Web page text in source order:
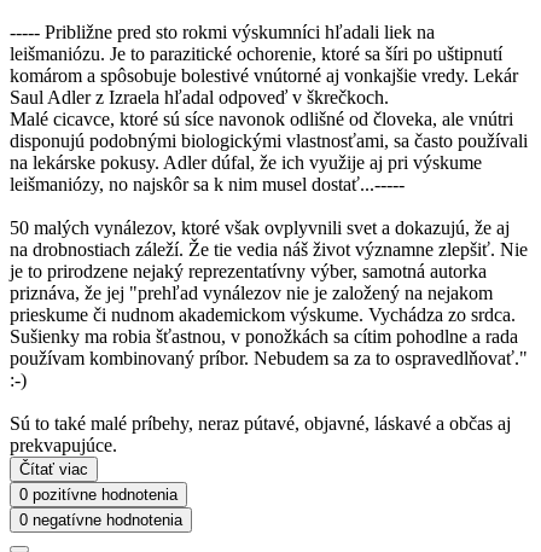
----- Približne pred sto rokmi výskumníci hľadali liek na
leišmaniózu. Je to parazitické ochorenie, ktoré sa šíri po uštipnutí
komárom a spôsobuje bolestivé vnútorné aj vonkajšie vredy. Lekár
Saul Adler z Izraela hľadal odpoveď v škrečkoch.
Malé cicavce, ktoré sú síce navonok odlišné od človeka, ale vnútri
disponujú podobnými biologickými vlastnosťami, sa často používali
na lekárske pokusy. Adler dúfal, že ich využije aj pri výskume
leišmaniózy, no najskôr sa k nim musel dostať...-----
50 malých vynálezov, ktoré však ovplyvnili svet a dokazujú, že aj
na drobnostiach záleží. Že tie vedia náš život významne zlepšiť. Nie
je to prirodzene nejaký reprezentatívny výber, samotná autorka
priznáva, že jej "prehľad vynálezov nie je založený na nejakom
prieskume či nudnom akademickom výskume. Vychádza zo srdca.
Sušienky ma robia šťastnou, v ponožkách sa cítim pohodlne a rada
používam kombinovaný príbor. Nebudem sa za to ospravedlňovať."
:-)
Sú to také malé príbehy, neraz pútavé, objavné, láskavé a občas aj
prekvapujúce.
Čítať viac
0 pozitívne hodnotenia
0 negatívne hodnotenia